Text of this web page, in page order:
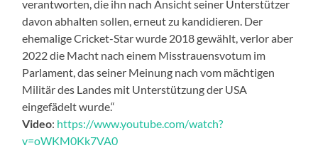
verantworten, die ihn nach Ansicht seiner Unterstützer
davon abhalten sollen, erneut zu kandidieren. Der
ehemalige Cricket-Star wurde 2018 gewählt, verlor aber
2022 die Macht nach einem Misstrauensvotum im
Parlament, das seiner Meinung nach vom mächtigen
Militär des Landes mit Unterstützung der USA
eingefädelt wurde.“
Video: https://www.youtube.com/watch?
v=oWKM0Kk7VA0